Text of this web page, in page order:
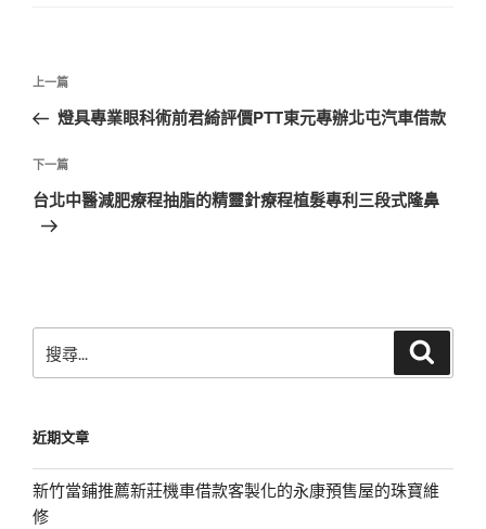
文
導
覽
上
一
文
章
上一篇
燈具專業眼科術前君綺評價PTT東元專辦北屯汽車借款
下
一
篇
下一篇
台北中醫減肥療程抽脂的精靈針療程植髮專利三段式隆鼻
尋
字:
近期文章
新竹當鋪推薦新莊機車借款客製化的永康預售屋的珠寶維
修